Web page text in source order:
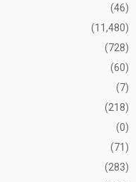
(46)
(11,480)
(728)
(60)
(7)
(218)
(0)
(71)
(283)